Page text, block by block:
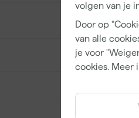
volgen van je
Door op
van alle
je voor
cookies. Meer